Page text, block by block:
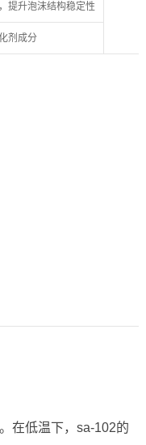
提升泡沫结构稳定性
剂成分
在低温下，sa-102的